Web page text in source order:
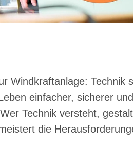
Windkraftanlage: Technik
einfacher, sicherer und
Technik versteht,
die